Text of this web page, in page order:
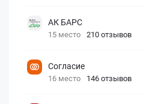
АК БАРС
15 место 210 отзывов
Согласие
16 место 146 отзывов